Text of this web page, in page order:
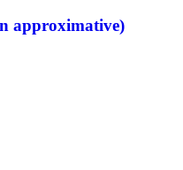
approximative)